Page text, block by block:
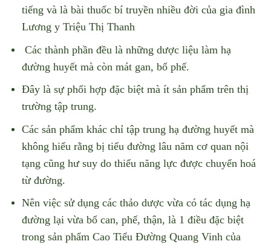
tiếng và là bài thuốc bí truyền nhiều đời của gia đình
Lương y Triệu Thị Thanh
Các thành phần đều là những dược liệu làm hạ
đường huyết mà còn mát gan, bổ phế.
Đây là sự phối hợp đặc biệt mà ít sản phẩm trên thị
trường tập trung.
Các sản phẩm khác chỉ tập trung hạ đường huyết mà
không hiểu rằng bị tiểu đường lâu năm cơ quan nội
tạng cũng hư suy do thiếu năng lực được chuyển hoá
từ đường.
Nên việc sử dụng các thảo dược vừa có tác dụng hạ
đường lại vừa bổ can, phế, thận, là 1 điều đặc biệt
trong sản phẩm Cao Tiểu Đường Quang Vinh của